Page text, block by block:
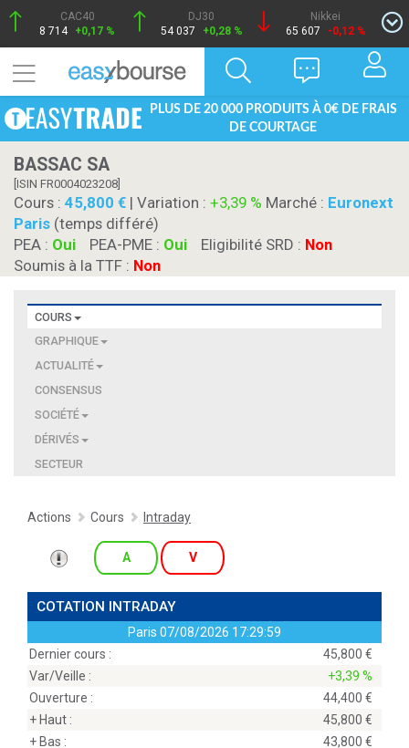
CAC40
8 714 +0,17 %
DJ30
54 037
+0,28 %
Nikkei
65 607
-0,12 %
PLUS DE 20 000 PRODUITS À 0€ DE FRAIS
DE COURTAGE
BASSAC SA
[ISIN FR0004023208]
Cours : 45,800 | Variation : +3,39 % Marché : Euronext
Paris (temps différé)
PEA : Oui PEA-PME : Oui Eligibilité SRD : Non
Soumis à la TTF : Non
COURS
GRAPHIQUE
ACTUALITÉ
CONSENSUS
SOCIÉTÉ
DÉRIVÉS
SECTEUR
Actions Cours Intraday
A V
COTATION INTRADAY
Paris 07/08/2026 17:29:59
Dernier cours :
45,800
Var/Veille :
+3,39 %
Ouverture :
44,400
+ Haut :
45,800
+ Bas :
43,800